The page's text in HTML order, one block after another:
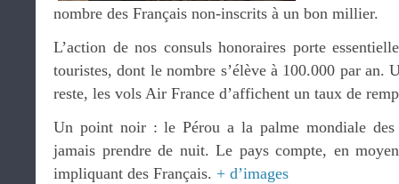
nombre des Français non-inscrits à un bon millier.
L’action de nos consuls honoraires porte
touristes, dont le nombre s’élève à 100.000 par an.
reste, les vols Air France d’affichent un taux de
Un point noir : le Pérou a la palme mondiale des
jamais prendre de nuit. Le pays compte, en
impliquant des Français. + d’images